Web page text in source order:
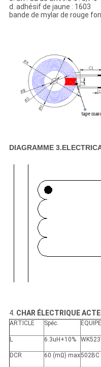
d. adhésif de jaune : 1603
bande de mylar de rouge
DIAGRAMME
4. CHAR ÉLECTRIQUE
ARTICLE Spéc.
L 6.3uH+10%
DCR 60 (mΩ) max502BC